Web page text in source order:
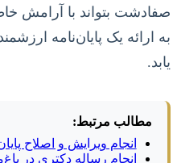
صفادشت بتواند با آرامش
به ارائه یک پایان‌نامه
یابد.
مطالب مرتبط:
انجام ویرایش و اصلاح
انجام رساله دکتری در